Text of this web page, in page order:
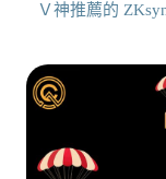
Ｖ神推薦的